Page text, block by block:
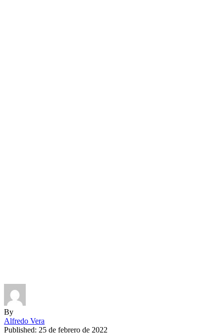
By
Alfredo Vera
Published: 25 de febrero de 2022